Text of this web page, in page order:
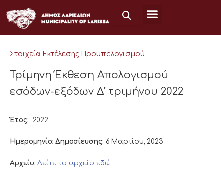
στο
περιεχόμενο
Στοιχεία Εκτέλεσης Προϋπολογισμού
Τρίμηνη Έκθεση Απολογισμού
εσόδων-εξόδων Δ’ τριμήνου 2022
Έτος: 2022
Ημερομηνία Δημοσίευσης: 6 Μαρτίου, 2023
Αρχείο: Δείτε το αρχείο εδώ